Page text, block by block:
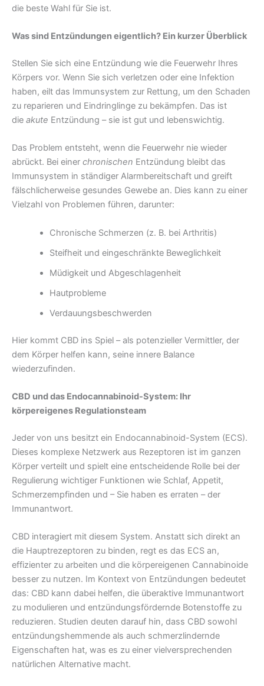
die beste Wahl für Sie ist.
Was sind Entzündungen eigentlich? Ein kurzer Überblick
Stellen Sie sich eine Entzündung wie die Feuerwehr Ihres
Körpers vor. Wenn Sie sich verletzen oder eine Infektion
haben, eilt das Immunsystem zur Rettung, um den Schaden
zu reparieren und Eindringlinge zu bekämpfen. Das ist
die akute Entzündung – sie ist gut und lebenswichtig.
Das Problem entsteht, wenn die Feuerwehr nie wieder
abrückt. Bei einer chronischen Entzündung bleibt das
Immunsystem in ständiger Alarmbereitschaft und greift
fälschlicherweise gesundes Gewebe an. Dies kann zu einer
Vielzahl von Problemen führen, darunter:
Chronische Schmerzen (z. B. bei Arthritis)
Steifheit und eingeschränkte Beweglichkeit
Müdigkeit und Abgeschlagenheit
Hautprobleme
Verdauungsbeschwerden
Hier kommt CBD ins Spiel – als potenzieller Vermittler, der
dem Körper helfen kann, seine innere Balance
wiederzufinden.
CBD und das Endocannabinoid-System: Ihr
körpereigenes Regulationsteam
Jeder von uns besitzt ein Endocannabinoid-System (ECS).
Dieses komplexe Netzwerk aus Rezeptoren ist im ganzen
Körper verteilt und spielt eine entscheidende Rolle bei der
Regulierung wichtiger Funktionen wie Schlaf, Appetit,
Schmerzempfinden und – Sie haben es erraten – der
Immunantwort.
CBD interagiert mit diesem System. Anstatt sich direkt an
die Hauptrezeptoren zu binden, regt es das ECS an,
effizienter zu arbeiten und die körpereigenen Cannabinoide
besser zu nutzen. Im Kontext von Entzündungen bedeutet
das: CBD kann dabei helfen, die überaktive Immunantwort
zu modulieren und entzündungsfördernde Botenstoffe zu
reduzieren. Studien deuten darauf hin, dass CBD sowohl
entzündungshemmende als auch schmerzlindernde
Eigenschaften hat, was es zu einer vielversprechenden
natürlichen Alternative macht.